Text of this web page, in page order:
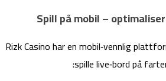
Rizk Casino har en mobil‑vennlig
spille live‑bord på